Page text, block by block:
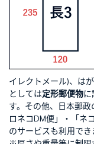
イレクトメール)、は
としては定形郵便物に
す。その他、日本郵
ロネコDM便」・「ネ
のサービスも利用でき